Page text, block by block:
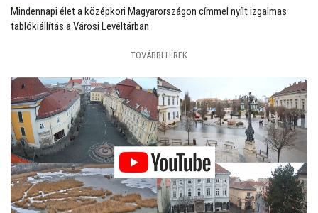
Mindennapi élet a középkori Magyarországon címmel nyílt izgalmas
tablókiállítás a Városi Levéltárban
TOVÁBBI HÍREK